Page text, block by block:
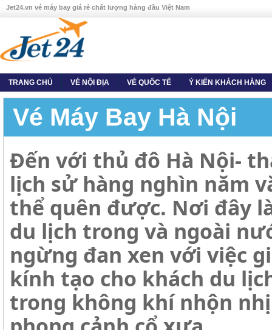
Jet24.vn vé máy bay giá rẻ chất lượng hàng đầu Việt Nam
TRANG CHỦ VÉ NỘI ĐỊA VÉ QUỐC TẾ Ý KIẾN KHÁCH HÀNG
Vé Máy Bay Hà Nội
Đến với thủ đô Hà Nội-
lịch sử hàng nghìn năm
thể quên được. Nơi đây
du lịch trong và ngoài
ngừng đan xen với việc
kính tạo cho khách du
trong không khí nhộn